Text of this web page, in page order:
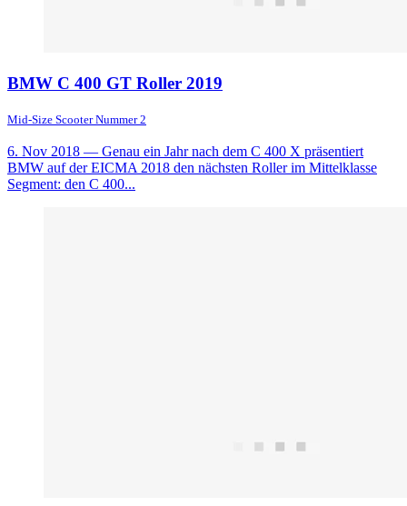
BMW C 400 GT Roller 2019
Mid-Size Scooter Nummer 2
6. Nov 2018 — Genau ein Jahr nach dem C 400 X präsentiert
BMW auf der EICMA 2018 den nächsten Roller im Mittelklasse
Segment: den C 400...